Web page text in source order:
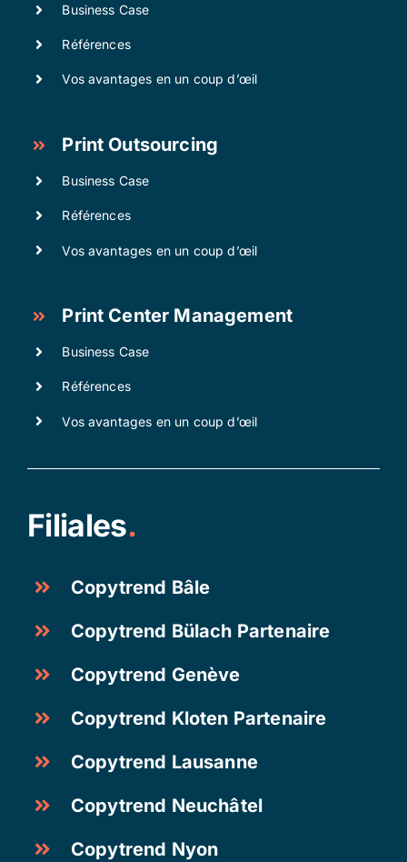
Business Case
Références
Vos avantages en un coup d’œil
Print Outsourcing
Business Case
Références
Vos avantages en un coup d’œil
Print Center Management
Business Case
Références
Vos avantages en un coup d’œil
Filiales.
Copytrend Bâle
Copytrend Bülach Partenaire
Copytrend Genève
Copytrend Kloten Partenaire
Copytrend Lausanne
Copytrend Neuchâtel
Copytrend Nyon